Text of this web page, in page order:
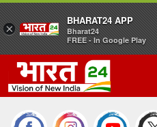
×
BHARAT24 APP
Bharat24
FREE - In Google Play